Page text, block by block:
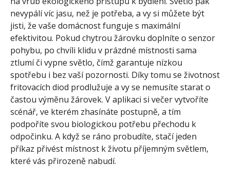
nevypálí víc jasu, než je potřeba, a vy si můžete být
jisti, že vaše domácnost funguje s maximální
efektivitou. Pokud chytrou žárovku doplníte o senzor
pohybu, po chvíli klidu v prázdné místnosti sama
ztlumí či vypne světlo, čímž garantuje nízkou
spotřebu i bez vaší pozornosti. Díky tomu se životnost
fritovacích diod prodlužuje a vy se nemusíte starat o
častou výměnu žárovek. V aplikaci si večer vytvoříte
scénář, ve kterém zhasínáte postupně, a tím
podpoříte svou biologickou potřebu přechodu k
odpočinku. A když se ráno probudíte, stačí jeden
příkaz přivést místnost k životu příjemným světlem,
které vás přirozeně nabudí.